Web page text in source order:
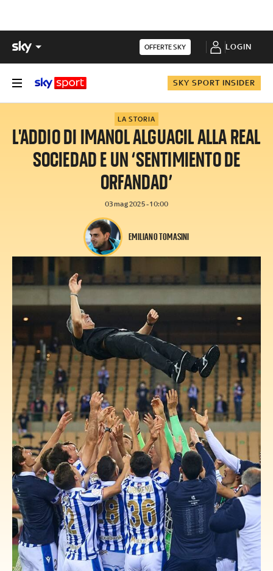
OFFERTE SKY LOGIN
SKY SPORT INSIDER
LA STORIA
L'ADDIO DI IMANOL ALGUACIL ALLA REAL
SOCIEDAD E UN ‘SENTIMIENTO DE
ORFANDAD’
03 mag 2025 - 10:00
EMILIANO TOMASINI